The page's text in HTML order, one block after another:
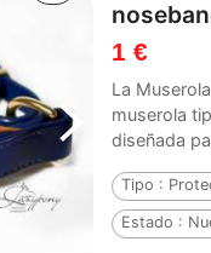
1 €
La
muserola
diseñada
Tipo :
Estado :